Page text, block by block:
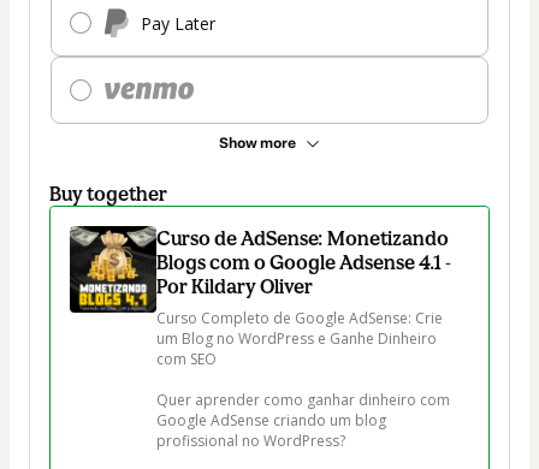
Pay Later
Show more
Buy together
Curso de AdSense: Monetizando
Blogs com o Google Adsense 4.1 -
Por Kildary Oliver
Curso Completo de Google AdSense: Crie
um Blog no WordPress e Ganhe Dinheiro
com SEO
Quer aprender como ganhar dinheiro com
Google AdSense criando um blog
profissional no WordPress?